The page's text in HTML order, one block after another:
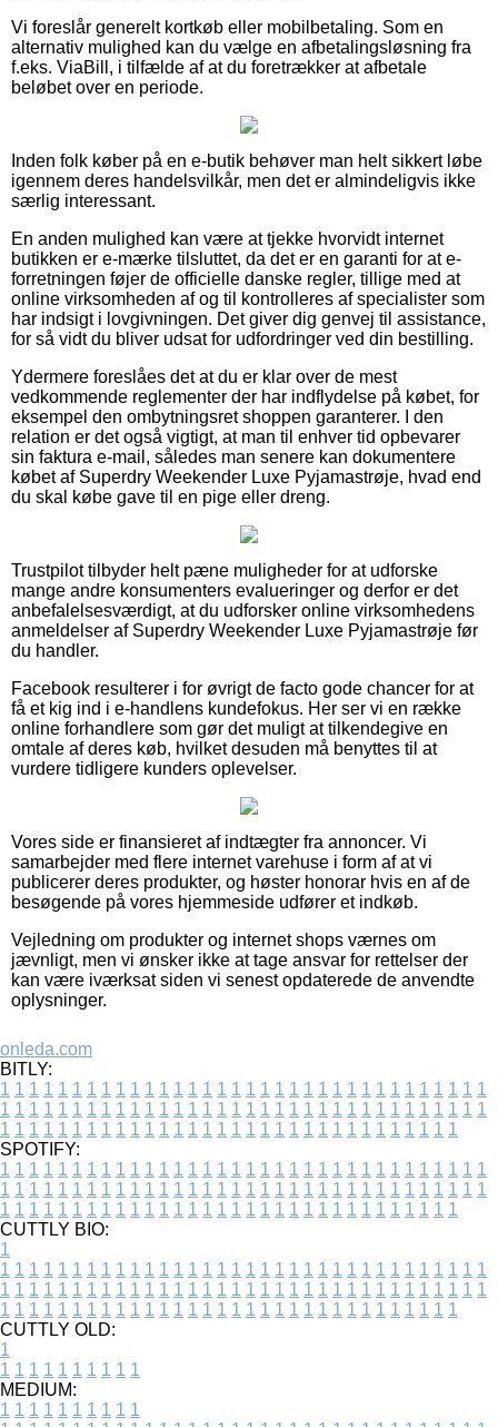
Vi foreslår generelt kortkøb eller mobilbetaling. Som en
alternativ mulighed kan du vælge en afbetalingsløsning fra
f.eks. ViaBill, i tilfælde af at du foretrækker at afbetale
beløbet over en periode.
Inden folk køber på en e-butik behøver man helt sikkert løbe
igennem deres handelsvilkår, men det er almindeligvis ikke
særlig interessant.
En anden mulighed kan være at tjekke hvorvidt internet
butikken er e-mærke tilsluttet, da det er en garanti for at e-
forretningen føjer de officielle danske regler, tillige med at
online virksomheden af og til kontrolleres af specialister som
har indsigt i lovgivningen. Det giver dig genvej til assistance,
for så vidt du bliver udsat for udfordringer ved din bestilling.
Ydermere foreslåes det at du er klar over de mest
vedkommende reglementer der har indflydelse på købet, for
eksempel den ombytningsret shoppen garanterer. I den
relation er det også vigtigt, at man til enhver tid opbevarer
sin faktura e-mail, således man senere kan dokumentere
købet af Superdry Weekender Luxe Pyjamastrøje, hvad end
du skal købe gave til en pige eller dreng.
Trustpilot tilbyder helt pæne muligheder for at udforske
mange andre konsumenters evalueringer og derfor er det
anbefalelsesværdigt, at du udforsker online virksomhedens
anmeldelser af Superdry Weekender Luxe Pyjamastrøje før
du handler.
Facebook resulterer i for øvrigt de facto gode chancer for at
få et kig ind i e-handlens kundefokus. Her ser vi en række
online forhandlere som gør det muligt at tilkendegive en
omtale af deres køb, hvilket desuden må benyttes til at
vurdere tidligere kunders oplevelser.
Vores side er finansieret af indtægter fra annoncer. Vi
samarbejder med flere internet varehuse i form af at vi
publicerer deres produkter, og høster honorar hvis en af de
besøgende på vores hjemmeside udfører et indkøb.
Vejledning om produkter og internet shops værnes om
jævnligt, men vi ønsker ikke at tage ansvar for rettelser der
kan være iværksat siden vi senest opdaterede de anvendte
oplysninger.
onleda.com
BITLY:
1 1 1 1 1 1 1 1 1 1 1 1 1 1 1 1 1 1 1 1 1 1 1 1 1 1 1 1 1 1 1 1 1 1
1 1 1 1 1 1 1 1 1 1 1 1 1 1 1 1 1 1 1 1 1 1 1 1 1 1 1 1 1 1 1 1 1 1
1 1 1 1 1 1 1 1 1 1 1 1 1 1 1 1 1 1 1 1 1 1 1 1 1 1 1 1 1 1 1 1
SPOTIFY:
1 1 1 1 1 1 1 1 1 1 1 1 1 1 1 1 1 1 1 1 1 1 1 1 1 1 1 1 1 1 1 1 1 1
1 1 1 1 1 1 1 1 1 1 1 1 1 1 1 1 1 1 1 1 1 1 1 1 1 1 1 1 1 1 1 1 1 1
1 1 1 1 1 1 1 1 1 1 1 1 1 1 1 1 1 1 1 1 1 1 1 1 1 1 1 1 1 1 1 1
CUTTLY BIO:
1
1 1 1 1 1 1 1 1 1 1 1 1 1 1 1 1 1 1 1 1 1 1 1 1 1 1 1 1 1 1 1 1 1 1
1 1 1 1 1 1 1 1 1 1 1 1 1 1 1 1 1 1 1 1 1 1 1 1 1 1 1 1 1 1 1 1 1 1
1 1 1 1 1 1 1 1 1 1 1 1 1 1 1 1 1 1 1 1 1 1 1 1 1 1 1 1 1 1 1 1
CUTTLY OLD:
1
1 1 1 1 1 1 1 1 1 1
MEDIUM:
1 1 1 1 1 1 1 1 1 1